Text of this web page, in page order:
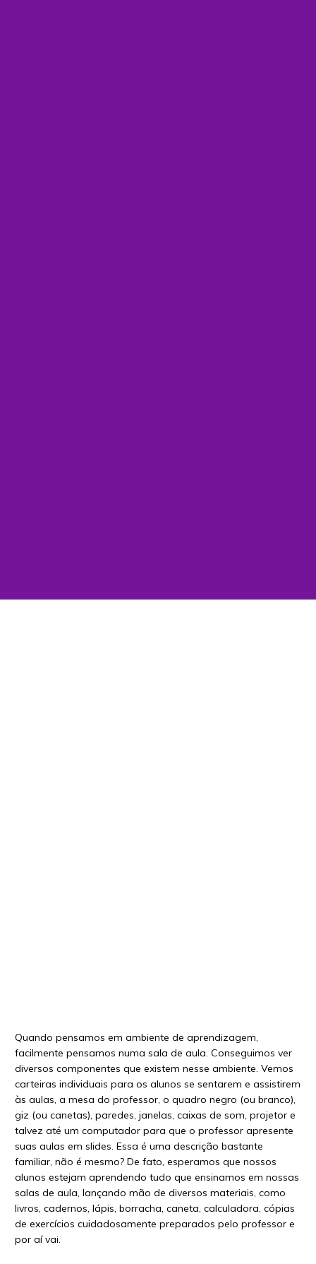
Quando pensamos em ambiente de aprendizagem,
facilmente pensamos numa sala de aula. Conseguimos ver
diversos componentes que existem nesse ambiente. Vemos
carteiras individuais para os alunos se sentarem e assistirem
às aulas, a mesa do professor, o quadro negro (ou branco),
giz (ou canetas), paredes, janelas, caixas de som, projetor e
talvez até um computador para que o professor apresente
suas aulas em slides. Essa é uma descrição bastante
familiar, não é mesmo? De fato, esperamos que nossos
alunos estejam aprendendo tudo que ensinamos em nossas
salas de aula, lançando mão de diversos materiais, como
livros, cadernos, lápis, borracha, caneta, calculadora, cópias
de exercícios cuidadosamente preparados pelo professor e
por aí vai.